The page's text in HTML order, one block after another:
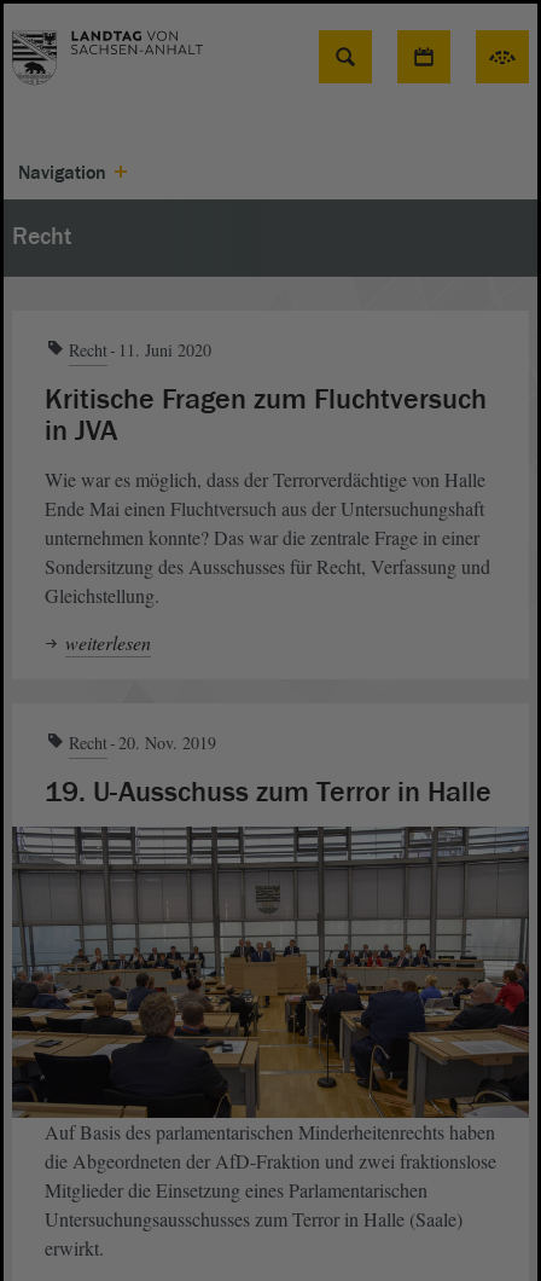
Suche
Navigation
Recht
Recht 11. Juni 2020
Kritische Fragen zum Fluchtversuch
in JVA
Wie war es möglich, dass der Terrorverdächtige von Halle
Ende Mai einen Fluchtversuch aus der Untersuchungshaft
unternehmen konnte? Das war die zentrale Frage in einer
Sondersitzung des Ausschusses für Recht, Verfassung und
Gleichstellung.
weiterlesen
Recht 20. Nov. 2019
19. U-Ausschuss zum Terror in Halle
Auf Basis des parlamentarischen Minderheitenrechts haben
die Abgeordneten der AfD-Fraktion und zwei fraktionslose
Mitglieder die Einsetzung eines Parlamentarischen
Untersuchungsausschusses zum Terror in Halle (Saale)
erwirkt.